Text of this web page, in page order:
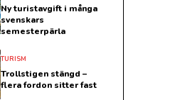
Ny turistavgift i många
svenskars
semesterpärla
TURISM
Trollstigen stängd –
flera fordon sitter fast